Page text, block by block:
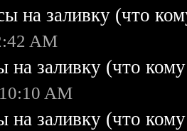
на заливку (что
AM
на заливку (что
AM
на заливку (что